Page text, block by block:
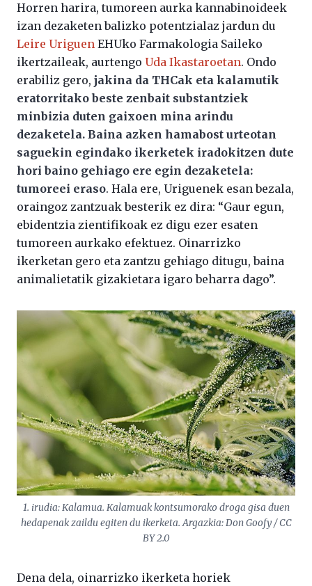
Horren harira, tumoreen aurka kannabinoideek
izan dezaketen balizko potentzialaz jardun du
Leire Uriguen EHUko Farmakologia Saileko
ikertzaileak, aurtengo Uda Ikastaroetan. Ondo
erabiliz gero, jakina da THCak eta kalamutik
eratorritako beste zenbait substantziek
minbizia duten gaixoen mina arindu
dezaketela. Baina azken hamabost urteotan
saguekin egindako ikerketek iradokitzen dute
hori baino gehiago ere egin dezaketela:
tumoreei eraso. Hala ere, Uriguenek esan bezala,
oraingoz zantzuak besterik ez dira: “Gaur egun,
ebidentzia zientifikoak ez digu ezer esaten
tumoreen aurkako efektuez. Oinarrizko
ikerketan gero eta zantzu gehiago ditugu, baina
animalietatik gizakietara igaro beharra dago”.
1. irudia: Kalamua. Kalamuak kontsumorako droga gisa duen
hedapenak zaildu egiten du ikerketa. Argazkia: Don Goofy / CC
BY 2.0
Dena dela, oinarrizko ikerketa horiek